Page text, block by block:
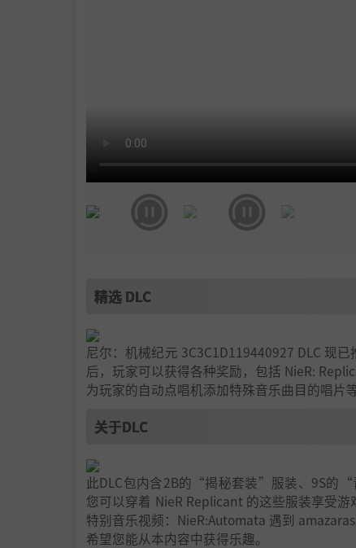
精选 DLC
尼尔：机械纪元 3C3C1D119440927 DLC 现
后，玩家可以获得各种奖励，包括 NieR:
为玩家的自动点唱机添加特殊音乐曲目的唱片
关于DLC
此DLC包内含2B的“揭秘套装”服装、9S的
您可以穿着 NieR Replicant 的这些服装享受
特别音乐视频：NieR:Automata 遇到
希望您能从本内容中获得乐趣。